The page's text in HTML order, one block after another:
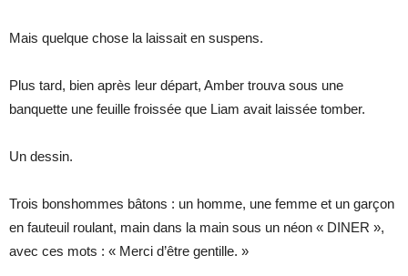
Mais quelque chose la laissait en suspens.
Plus tard, bien après leur départ, Amber trouva sous une
banquette une feuille froissée que Liam avait laissée tomber.
Un dessin.
Trois bonshommes bâtons : un homme, une femme et un garçon
en fauteuil roulant, main dans la main sous un néon « DINER »,
avec ces mots : « Merci d’être gentille. »